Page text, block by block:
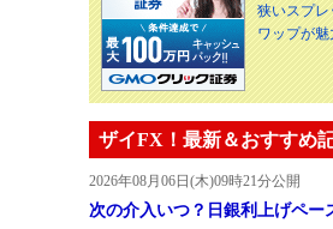
狭いスプレ
ワップが魅
ザイFX！最新＆おすすめ
2026年08月06日(木)09時21分公開
次の介入いつ？日銀利上げペー